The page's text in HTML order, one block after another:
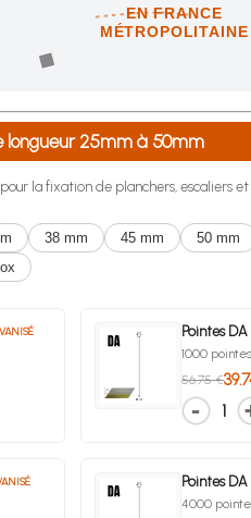
EN FRANCE
MÉTROPOLITAINE
pointes et nous vous offrons
longueur 25mm à 50mm
la fixation de planchers, escaliers et
38 mm 45 mm
50 mm
Pointes
1000
56.75 €
1
Pointes
4000